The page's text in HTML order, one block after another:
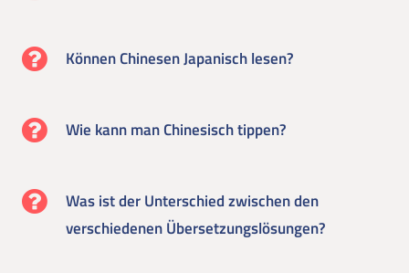
Können Chinesen Japanisch lesen?
Wie kann man Chinesisch tippen?
Was ist der Unterschied zwischen den
verschiedenen Übersetzungslösungen?